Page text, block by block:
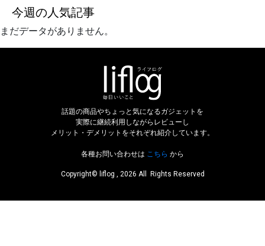
今週の人気記事
まだデータがありません。
話題の商品やちょっと気になるガジェットを
実際に継続利用しながらレビューし
メリット・デメリットをそれぞれ紹介しています。
各種お問い合わせは こちら から
Copyright© liflog , 2026 All Rights Reserved